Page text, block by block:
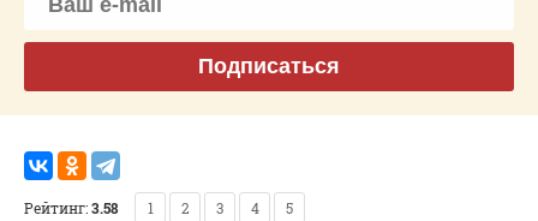
Подписаться
Рейтинг:3.58 1 2 3 4 5